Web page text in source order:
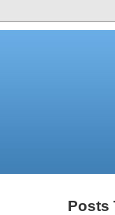
Posts